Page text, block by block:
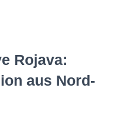
Rojava:
aus Nord-